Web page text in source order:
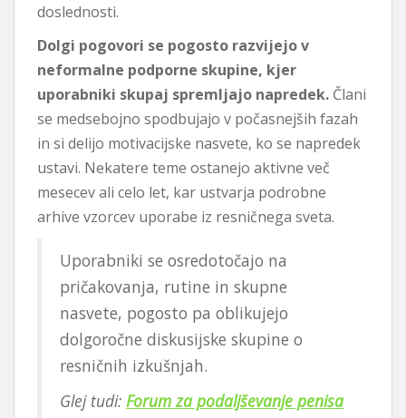
doslednosti.
Dolgi pogovori se pogosto razvijejo v
neformalne podporne skupine, kjer
uporabniki skupaj spremljajo napredek. Člani
se medsebojno spodbujajo v počasnejših fazah
in si delijo motivacijske nasvete, ko se napredek
ustavi. Nekatere teme ostanejo aktivne več
mesecev ali celo let, kar ustvarja podrobne
arhive vzorcev uporabe iz resničnega sveta.
Uporabniki se osredotočajo na
pričakovanja, rutine in skupne
nasvete, pogosto pa oblikujejo
dolgoročne diskusijske skupine o
resničnih izkušnjah.
Glej tudi: Forum za podaljševanje penisa